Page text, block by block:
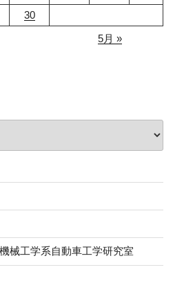
30
5月 »
械工学系自動車工学研究室